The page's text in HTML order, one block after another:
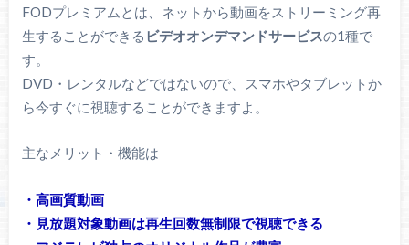
FODプレミアムとは、ネットから動画をストリーミング再
生することができる ビデオオンデマンドサービスの1種で
す。
DVD・レンタルなどではないので、スマホやタブレットか
ら今すぐに視聴することができますよ。
主なメリット・機能は
・高画質動画
・見放題対象動画は再生回数無制限で視聴できる